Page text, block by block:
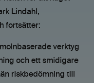
Lindahl,
fortsätter:
verktyg
och ett smidigare
riskbedömning till